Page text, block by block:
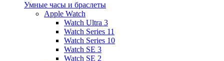
Умные часы и браслеты
Apple Watch
Watch Ultra 3
Watch Series 11
Watch Series 10
Watch SE 3
Watch SE 2